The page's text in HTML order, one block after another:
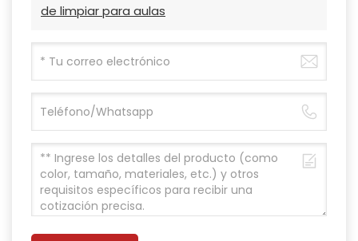
de limpiar para aulas